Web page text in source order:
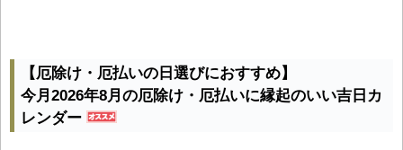
【厄除け・厄払いの日選びにおすすめ】
今月2026年8月の厄除け・厄払いに縁起のいい吉日カ
レンダー